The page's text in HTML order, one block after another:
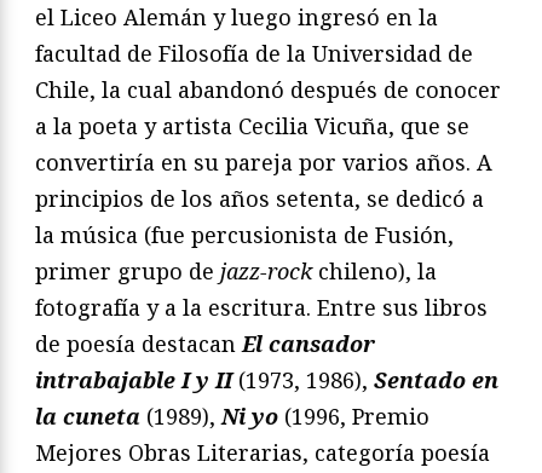
el Liceo Alemán y luego ingresó en la
facultad de Filosofía de la Universidad de
Chile, la cual​ abandonó después de conocer
a la poeta y artista Cecilia Vicuña, que se
convertiría en su pareja por varios años. A
principios de los años setenta, se dedicó a
la música (fue percusionista de Fusión,
primer grupo de jazz-rockchileno), la
fotografía y a la escritura. Entre sus libros
de poesía destacanEl cansador
intrabajable I y II (1973, 1986), Sentado en
la cuneta (1989),Ni yo (1996, Premio
Mejores Obras Literarias, categoría poesía